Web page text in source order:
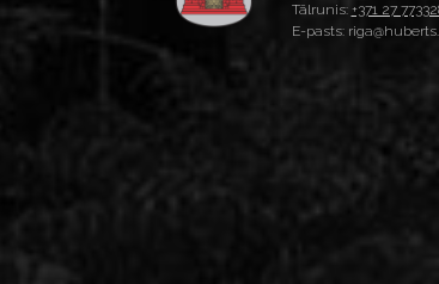
Tālrunis: +371 27
E-pasts: